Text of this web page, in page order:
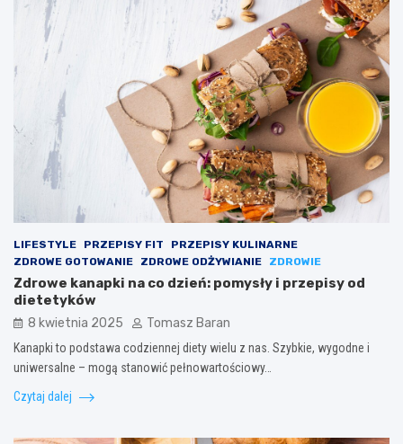
LIFESTYLE PRZEPISY FIT
PRZEPISY KULINARNE
ZDROWE GOTOWANIE
ZDROWE ODŻYWIANIE ZDROWIE
Zdrowe kanapki na co dzień: pomysły i przepisy od
dietetyków
8 kwietnia 2025 Tomasz Baran
Kanapki to podstawa codziennej diety wielu z nas. Szybkie, wygodne i
uniwersalne – mogą stanowić pełnowartościowy…
Czytaj dalej